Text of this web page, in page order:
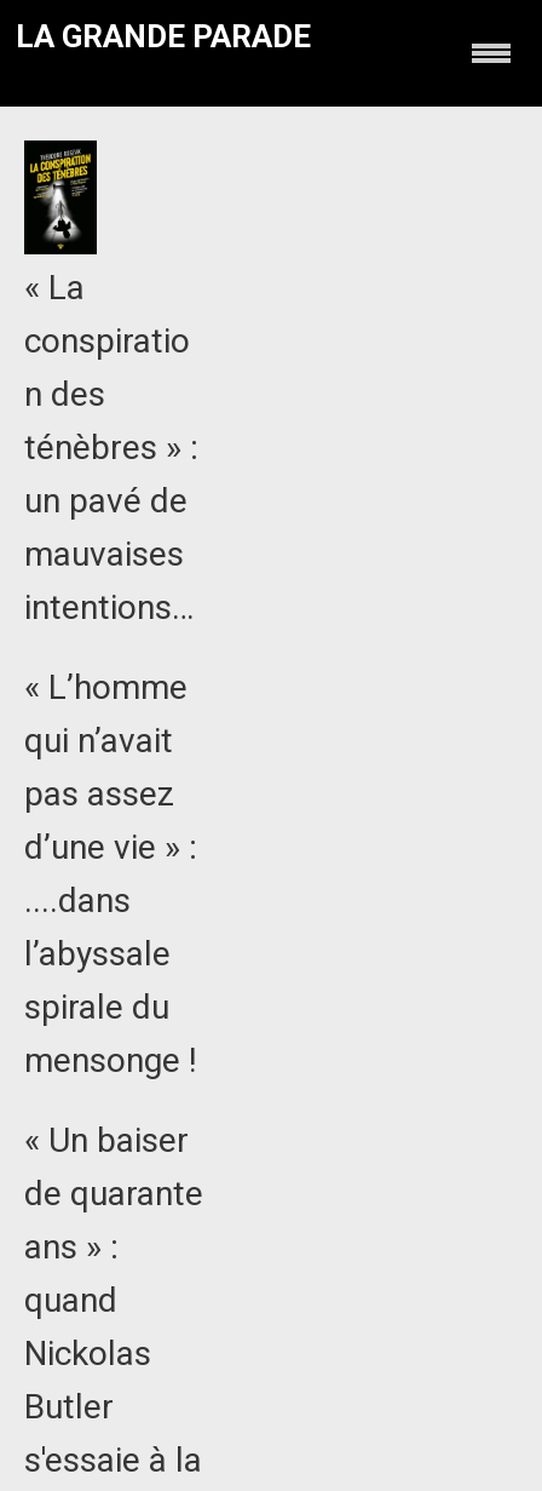
LA GRANDE PARADE
« La
conspiratio
n des
ténèbres » :
un pavé de
mauvaises
intentions…
« L’homme
qui n’avait
pas assez
d’une vie » :
....dans
l’abyssale
spirale du
mensonge !
« Un baiser
de quarante
ans » :
quand
Nickolas
Butler
s'essaie à la